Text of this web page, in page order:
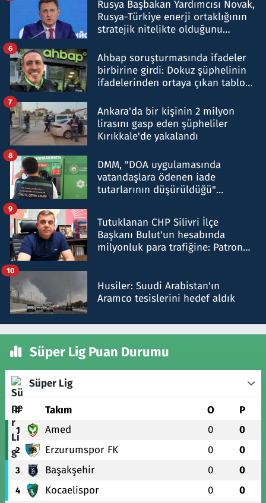
Rusya Başbakan Yardımcısı Novak,
Rusya-Türkiye enerji ortaklığının
stratejik nitelikte olduğunu
Ahbap soruşturmasında ifadeler
birbirine girdi: Dokuz şüphelinin
ifadelerinden ortaya çıkan tablo
6
Ankara'da bir kişinin 2 milyon
lirasını gasp eden şüpheliler
Kırıkkale'de yakalandı
7
DMM, "DOA uygulamasında
vatandaşlara ödenen iade
tutarlarının düşürüldüğü"
8
Tutuklanan CHP Silivri İlçe
Başkanı Bulut'un hesabında
milyonluk para trafiğine: Patron
9
Husiler: Suudi Arabistan'ın
Aramco tesislerini hedef aldık
10
Süper Lig Puan Durumu
Süper Lig
# Takım O P
1 Amed 0 0
2 Erzurumspor FK 0 0
3 Başakşehir 0 0
4 Kocaelispor 0 0